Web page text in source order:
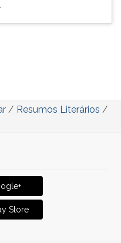
/ Resumos Literários /
Store